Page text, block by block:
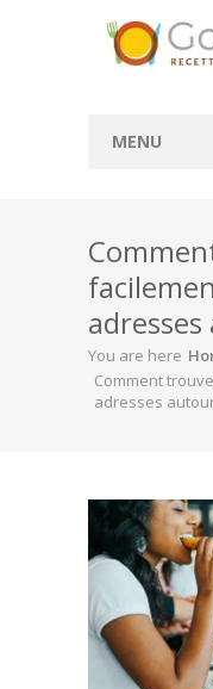
MENU
Rechercher
À la une
Article
Aliments
Europe
You are here
Comment
adresses